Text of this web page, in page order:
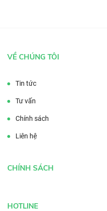
VỀ CHÚNG TÔI
Tin tức
Tư vấn
Chính sách
Liên hệ
CHÍNH SÁCH
HOTLINE